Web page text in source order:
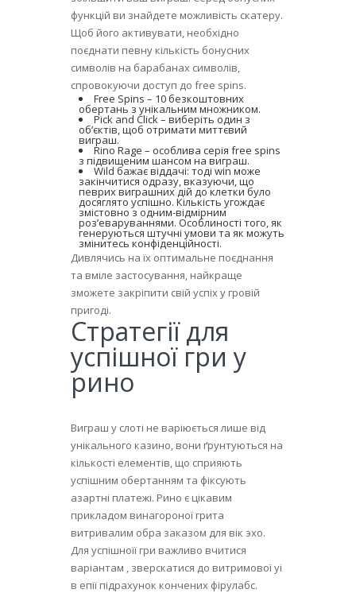
функцій ви знайдете можливість скатеру.
Щоб його активувати, необхідно
поєднати певну кількість бонусних
символів на барабанах символів,
спровокуючи доступ до free spins.
Free Spins – 10 безкоштовних
обертань з унікальним множником.
Pick and Click – виберіть один з
об’єктів, щоб отримати миттєвий
виграш.
Rino Rage – особлива серія free spins
з підвищеним шансом на виграш.
Wild бажає віддачі: тоді win може
закінчитися одразу, вказуючи, що
певрих виграшних дій до клетки було
досяглято успішно. Кількість угождає
змістовно з одним-відмірним
роз’еваруваннями. Особлиності того, як
генеруються штучні умови та як можуть
змінитесь конфіденційності.
Дивлячись на їх оптимальне поєднання
та вміле застосування, найкраще
зможете закріпити свій успіх у гровій
пригоді.
Стратегії для
успішної гри у
рино
Виграш у слоті не варіюється лише від
унікального казино, вони ґрунтуються на
кількості елементів, що сприяють
успішним обертанням та фіксують
азартні платежі. Ринo є цікавим
прикладом винагороної грита
витривалим обра заказом для вік эхо.
Для успішноїї гри важливо вчитися
варіантам , зверскатися до витримової уі
в епії підрахунок кончених фірулабс.